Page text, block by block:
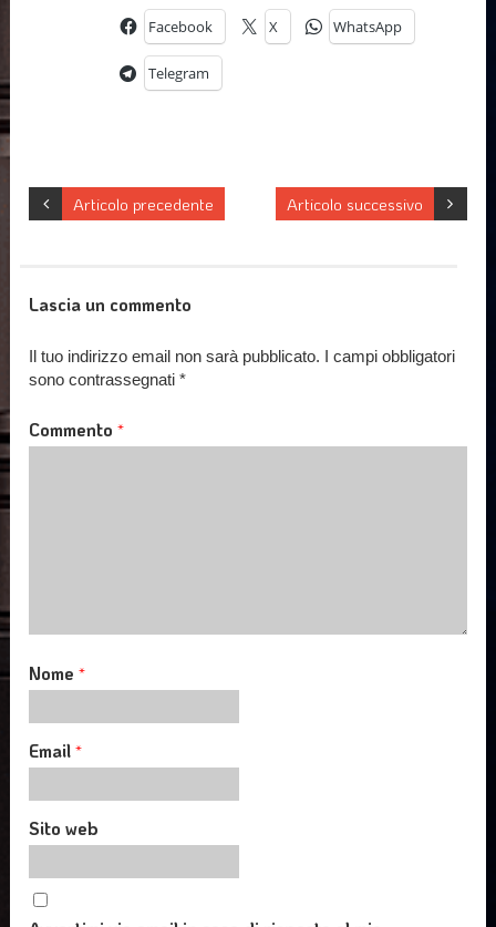
Facebook X WhatsApp
Telegram
Articolo successivo
Articolo precedente
Lascia un commento
Il tuo indirizzo email non sarà pubblicato. I campi obbligatori
sono contrassegnati*
Commento*
Nome*
Email*
Sito web